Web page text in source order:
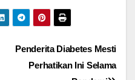
Penderita Diabetes Mesti
Perhatikan Ini Selama